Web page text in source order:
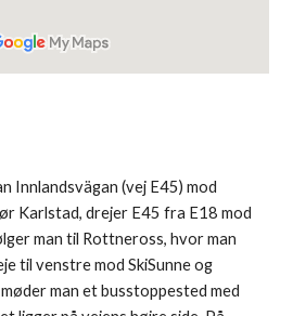
Innlandsvägan (vej E45) mod
Karlstad, drejer E45 fra E18 mod
man til Rottneross, hvor man
til venstre mod SkiSunne og
man et busstoppested med